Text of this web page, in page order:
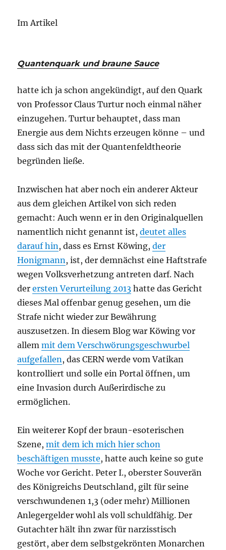
Im Artikel
Quantenquark und braune Sauce
hatte ich ja schon angekündigt, auf den Quark
von Professor Claus Turtur noch einmal näher
einzugehen. Turtur behauptet, dass man
Energie aus dem Nichts erzeugen könne – und
dass sich das mit der Quantenfeldtheorie
begründen ließe.
Inzwischen hat aber noch ein anderer Akteur
aus dem gleichen Artikel von sich reden
gemacht: Auch wenn er in den Originalquellen
namentlich nicht genannt ist,deutet alles
darauf hin, dass es Ernst Köwing,der
Honigmann, ist, der demnächst eine Haftstrafe
wegen Volksverhetzung antreten darf. Nach
derersten Verurteilung 2013 hatte das Gericht
dieses Mal offenbar genug gesehen, um die
Strafe nicht wieder zur Bewährung
auszusetzen. In diesem Blog war Köwing vor
allemmit dem Verschwörungsgeschwurbel
aufgefallen, das CERN werde vom Vatikan
kontrolliert und solle ein Portal öffnen, um
eine Invasion durch Außerirdische zu
ermöglichen.
Ein weiterer Kopf der braun-esoterischen
Szene,mit dem ich mich hier schon
beschäftigen musste, hatte auch keine so gute
Woche vor Gericht. Peter I., oberster Souverän
des Königreichs Deutschland, gilt für seine
verschwundenen 1,3 (oder mehr) Millionen
Anlegergelder wohl als voll schuldfähig. Der
Gutachter hält ihn zwar für narzisstisch
gestört, aber dem selbstgekrönten Monarchen